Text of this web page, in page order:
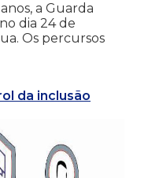
a Guarda
dia 24 de
Os percursos
da inclusão